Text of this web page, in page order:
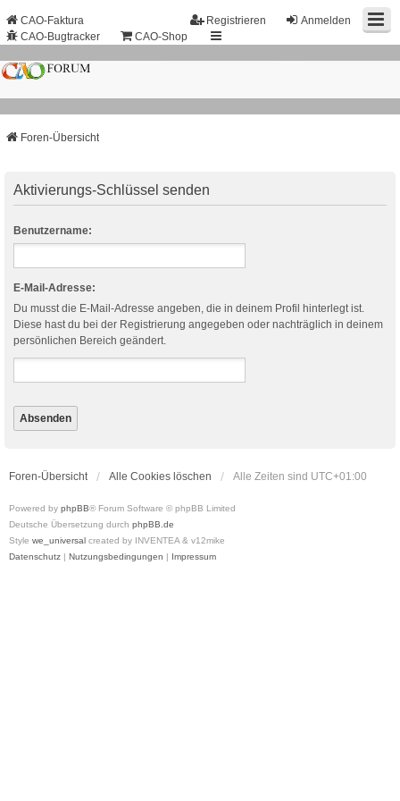
Anmelden
Registrieren
CAO-Faktura
CAO-Bugtracker
CAO-Shop
Foren-Übersicht
Aktivierungs-Schlüssel senden
Benutzername:
E-Mail-Adresse:
Du musst die E-Mail-Adresse angeben, die in deinem Profil hinterlegt ist.
Diese hast du bei der Registrierung angegeben oder nachträglich in deinem
persönlichen Bereich geändert.
Foren-Übersicht Alle Cookies löschen Alle Zeiten sind UTC+01:00
Powered by phpBB® Forum Software © phpBB Limited
Deutsche Übersetzung durch phpBB.de
Style we_universal created by INVENTEA & v12mike
Datenschutz | Nutzungsbedingungen | Impressum